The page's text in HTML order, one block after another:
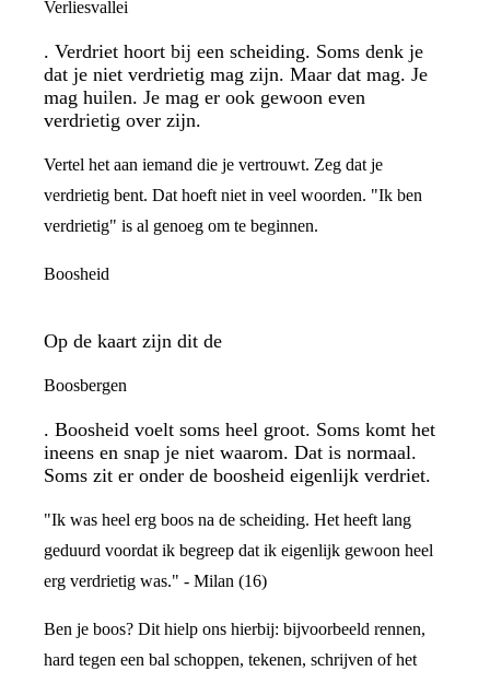
Verliesvallei
. Verdriet hoort bij een scheiding. Soms denk je
dat je niet verdrietig mag zijn. Maar dat mag. Je
mag huilen. Je mag er ook gewoon even
verdrietig over zijn.
Vertel het aan iemand die je vertrouwt. Zeg dat je
verdrietig bent. Dat hoeft niet in veel woorden. "Ik ben
verdrietig" is al genoeg om te beginnen.
Boosheid
Op de kaart zijn dit de
Boosbergen
. Boosheid voelt soms heel groot. Soms komt het
ineens en snap je niet waarom. Dat is normaal.
Soms zit er onder de boosheid eigenlijk verdriet.
"Ik was heel erg boos na de scheiding. Het heeft lang
geduurd voordat ik begreep dat ik eigenlijk gewoon heel
erg verdrietig was." - Milan (16)
Ben je boos? Dit hielp ons hierbij: bijvoorbeeld rennen,
hard tegen een bal schoppen, tekenen, schrijven of het